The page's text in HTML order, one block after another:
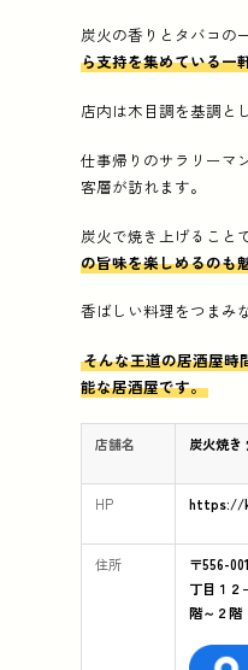
炭火の香りとタバコの
ら支持を集めている一
店内は木目調を基調と
仕事帰りのサラリーマ
客層が訪れます。
炭火で焼き上げること
の旨味を楽しめるのも
香ばしい料理をつまみ
そんな王道の居酒屋時
能な居酒屋です。
店舗名 炭火焼き
HP https://
住所
〒556-
丁目１２
階～２階